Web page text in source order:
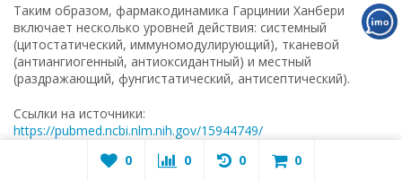
Таким образом, фармакодинамика Гарцинии Ханбери
включает несколько уровней действия: системный
(цитостатический, иммуномодулирующий), тканевой
(антиангиогенный, антиоксидантный) и местный
(раздражающий, фунгистатический, антисептический).
Ссылки на источники:
https://pubmed.ncbi.nlm.nih.gov/15944749/
https://www.tandfonline.com/doi/abs/10.3109/
0 0 0 0